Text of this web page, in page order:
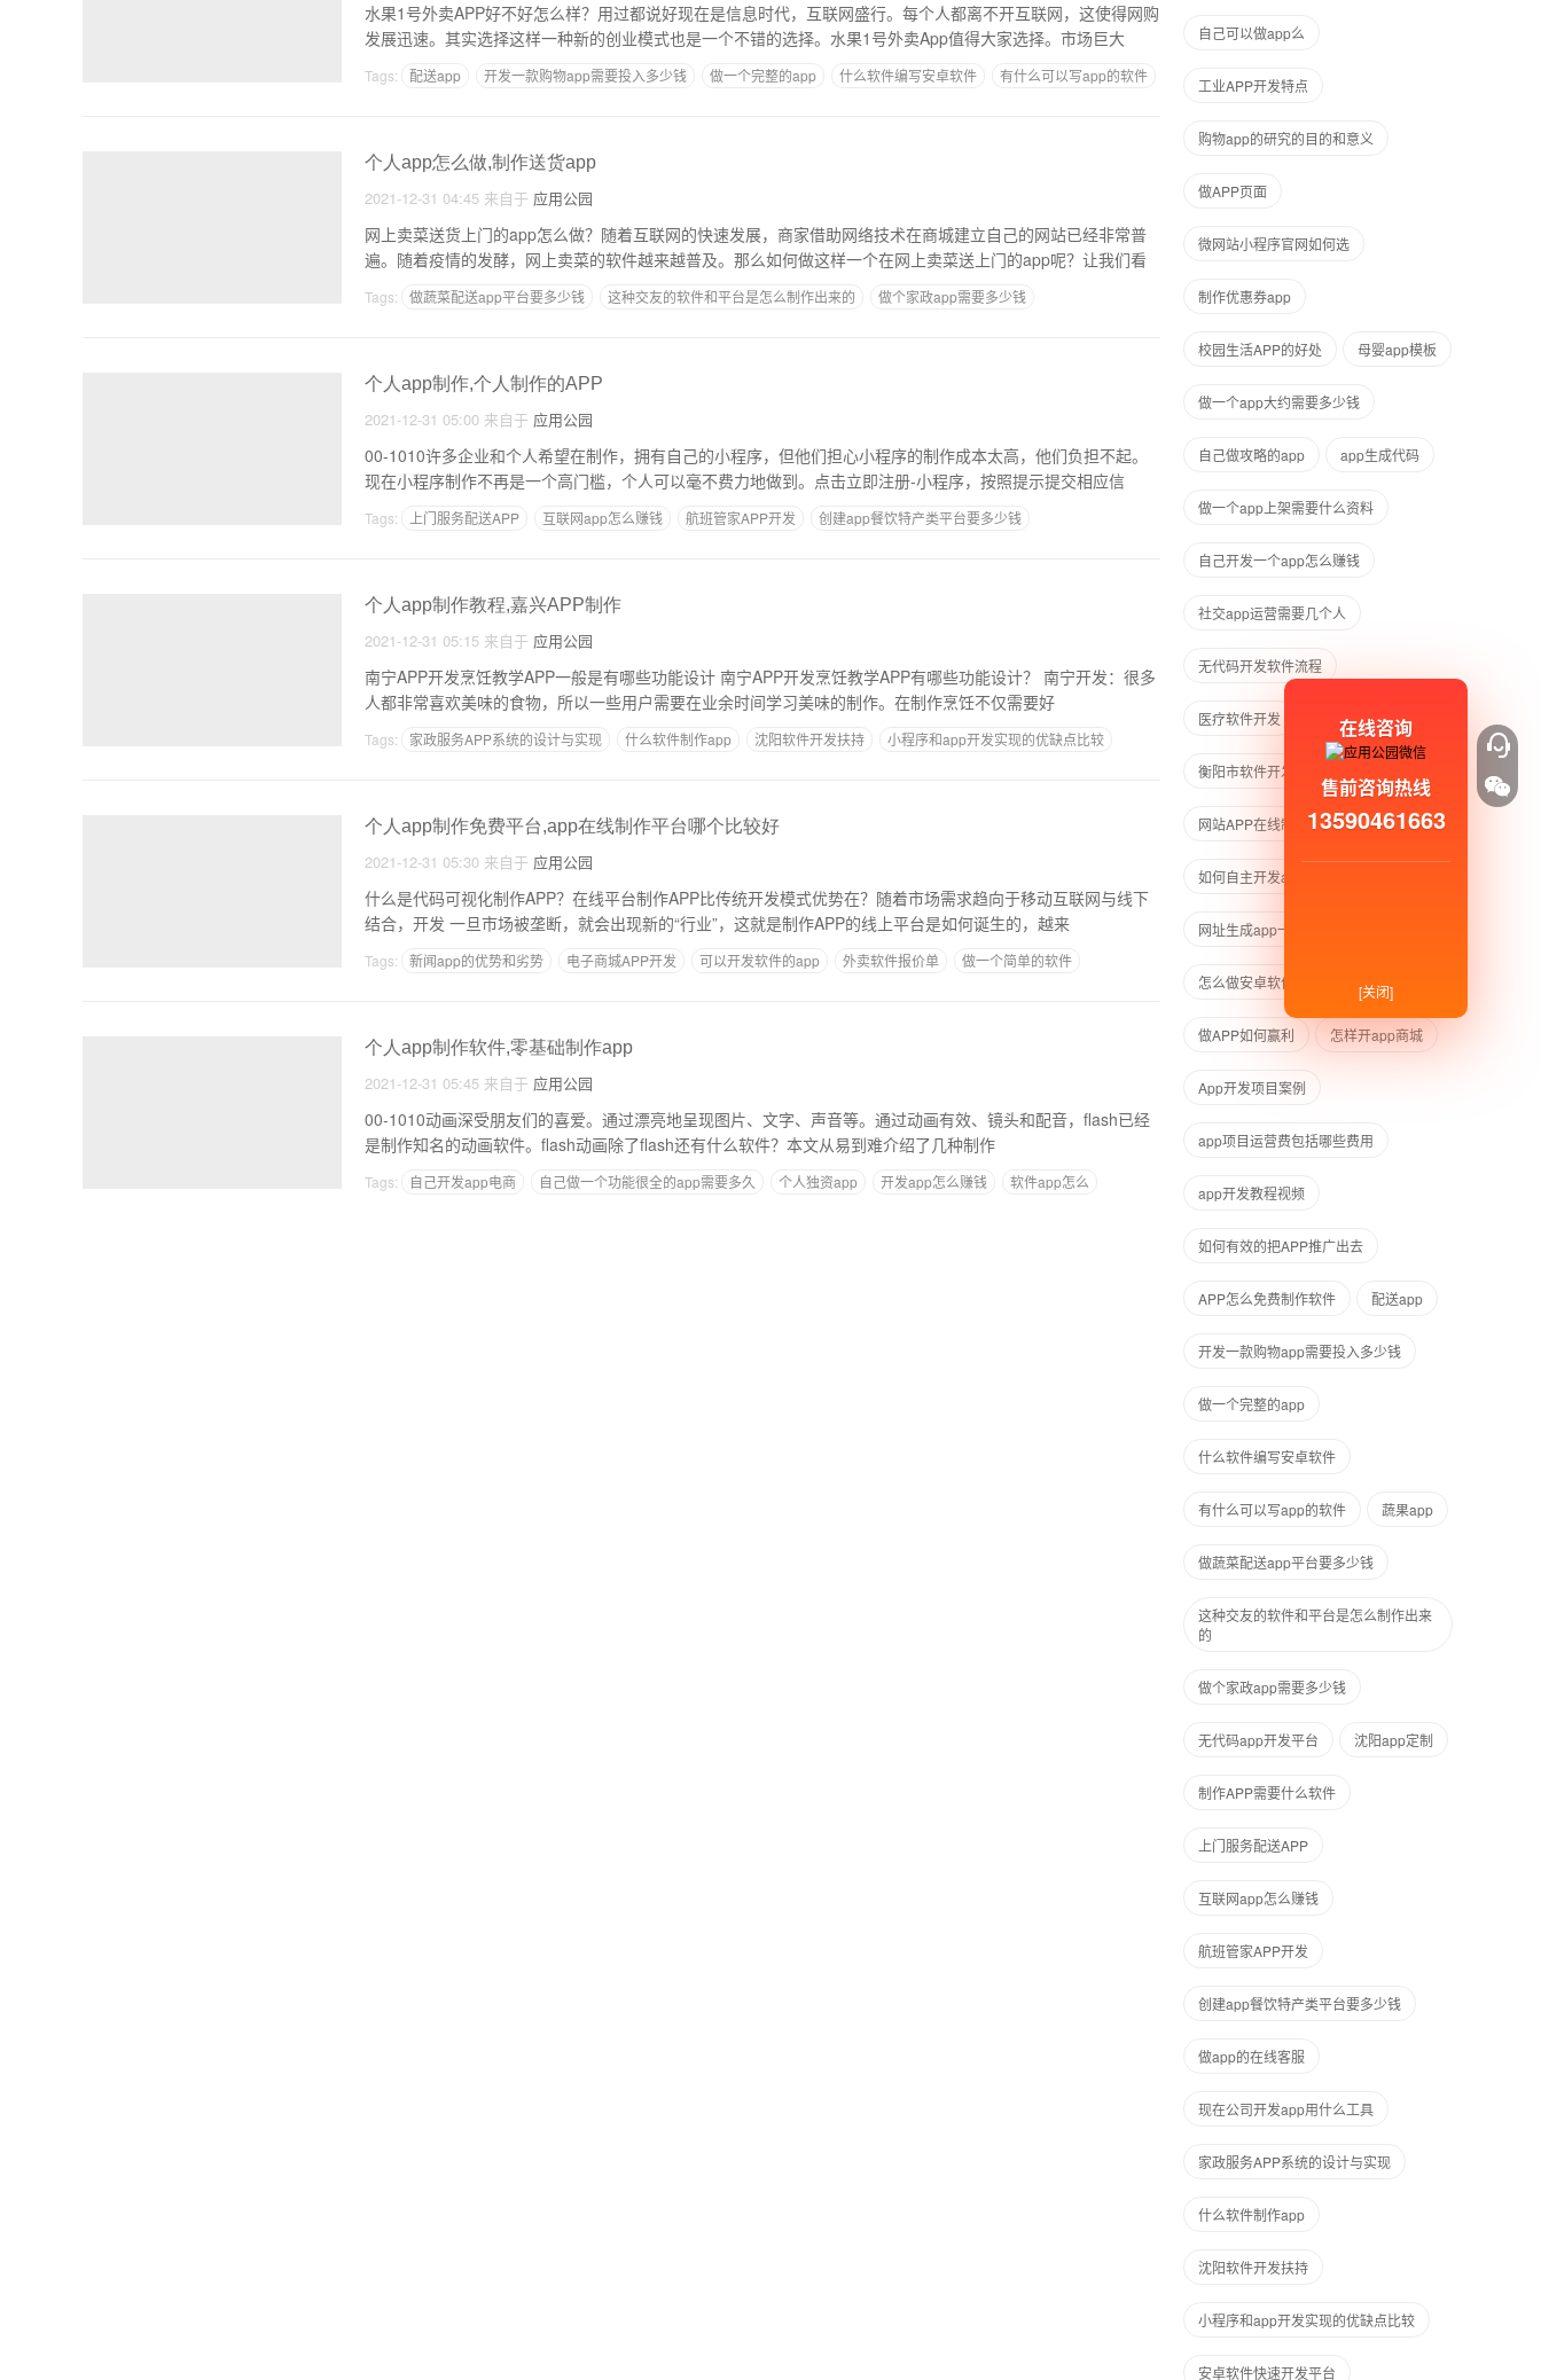
水果1号外卖APP好不好怎么样？用过都说好现在是信息时代，互联网盛行。每个人都离不开互联网，这使得网购
发展迅速。其实选择这样一种新的创业模式也是一个不错的选择。水果1号外卖App值得大家选择。市场巨大
Tags: 配送app 开发一款购物app需要投入多少钱 做一个完整的app 什么软件编写安卓软件
有什么可以写app的软件
个人app怎么做,制作送货app
2021-12-31 04:45 来自于 应用公园
网上卖菜送货上门的app怎么做？随着互联网的快速发展，商家借助网络技术在商城建立自己的网站已经非常普
遍。随着疫情的发酵，网上卖菜的软件越来越普及。那么如何做这样一个在网上卖菜送上门的app呢？让我们看
Tags: 做蔬菜配送app平台要多少钱 这种交友的软件和平台是怎么制作出来的
做个家政app需要多少钱
个人app制作,个人制作的APP
2021-12-31 05:00 来自于 应用公园
00-1010许多企业和个人希望在制作，拥有自己的小程序，但他们担心小程序的制作成本太高，他们负担不起。
现在小程序制作不再是一个高门槛，个人可以毫不费力地做到。点击立即注册-小程序，按照提示提交相应信
Tags: 上门服务配送APP 互联网app怎么赚钱 航班管家APP开发
创建app餐饮特产类平台要多少钱
个人app制作教程,嘉兴APP制作
2021-12-31 05:15 来自于 应用公园
南宁APP开发烹饪教学APP一般是有哪些功能设计 南宁APP开发烹饪教学APP有哪些功能设计？ 南宁开发：很多
人都非常喜欢美味的食物，所以一些用户需要在业余时间学习美味的制作。在制作烹饪不仅需要好
Tags: 家政服务APP系统的设计与实现 什么软件制作app 沈阳软件开发扶持
小程序和app开发实现的优缺点比较
个人app制作免费平台,app在线制作平台哪个比较好
2021-12-31 05:30 来自于 应用公园
什么是代码可视化制作APP？在线平台制作APP比传统开发模式优势在？随着市场需求趋向于移动互联网与线下
结合，开发 一旦市场被垄断，就会出现新的“行业”，这就是制作APP的线上平台是如何诞生的，越来
Tags: 新闻app的优势和劣势 电子商城APP开发 可以开发软件的app 外卖软件报价单
做一个简单的软件
个人app制作软件,零基础制作app
2021-12-31 05:45 来自于 应用公园
00-1010动画深受朋友们的喜爱。通过漂亮地呈现图片、文字、声音等。通过动画有效、镜头和配音，flash已经
是制作知名的动画软件。flash动画除了flash还有什么软件？本文从易到难介绍了几种制作
Tags: 自己开发app电商 自己做一个功能很全的app需要多久 个人独资app 开发app怎么赚钱
软件app怎么
自己可以做app么
工业APP开发特点
购物app的研究的目的和意义
做APP页面
微网站小程序官网如何选
制作优惠券app
校园生活APP的好处 母婴app模板
做一个app大约需要多少钱
自己做攻略的app app生成代码
做一个app上架需要什么资料
自己开发一个app怎么赚钱
社交app运营需要几个人
无代码开发软件流程
医疗软件开发 iOS软件开发
衡阳市软件开发
网站APP在线制作
如何自主开发app
网址生成app一键生成器
怎么做安卓软件 在线制作app免费
做APP如何赢利 怎样开app商城
App开发项目案例
app项目运营费包括哪些费用
app开发教程视频
如何有效的把APP推广出去
APP怎么免费制作软件 配送app
开发一款购物app需要投入多少钱
做一个完整的app
什么软件编写安卓软件
有什么可以写app的软件 蔬果app
做蔬菜配送app平台要多少钱
这种交友的软件和平台是怎么制作出来
的
做个家政app需要多少钱
无代码app开发平台 沈阳app定制
制作APP需要什么软件
上门服务配送APP
互联网app怎么赚钱
航班管家APP开发
创建app餐饮特产类平台要多少钱
做app的在线客服
现在公司开发app用什么工具
家政服务APP系统的设计与实现
什么软件制作app
沈阳软件开发扶持
小程序和app开发实现的优缺点比较
安卓软件快速开发平台
在线咨询
售前咨询热线
13590461663
[关闭]